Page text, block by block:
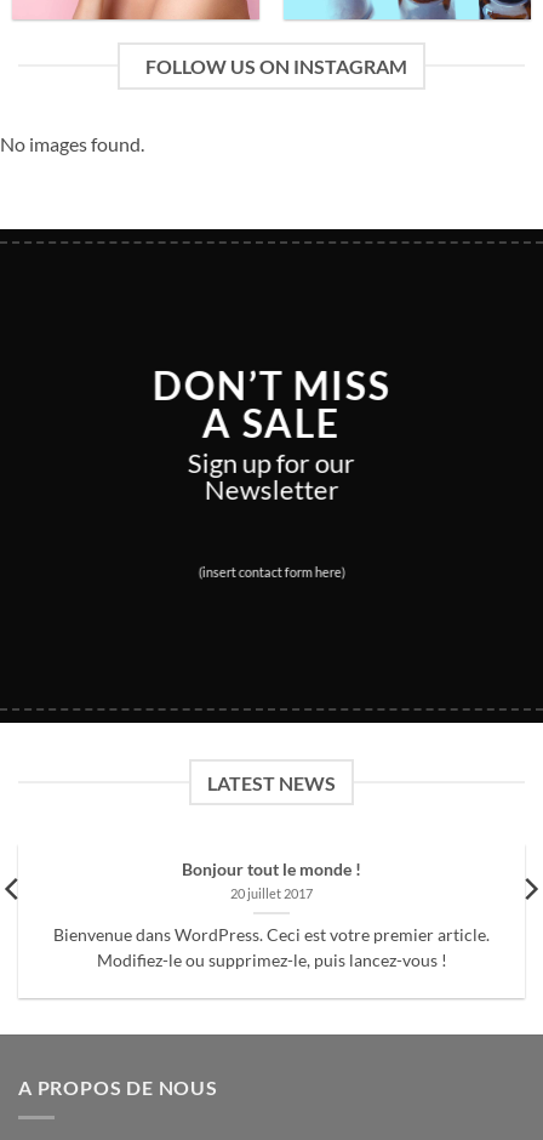
FOLLOW US ON INSTAGRAM
No images found.
DON’T MISS
A SALE
Sign up for our
Newsletter
(insert contact form here)
LATEST NEWS
Bonjour tout le monde !
20 juillet 2017
Bienvenue dans WordPress. Ceci est votre premier article.
Modifiez-le ou supprimez-le, puis lancez-vous !
A PROPOS DE NOUS